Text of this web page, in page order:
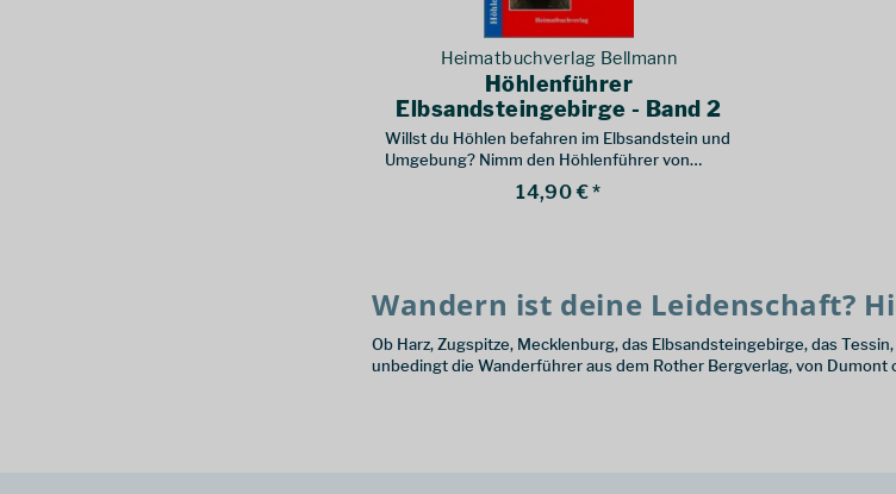
Heimatbuchverlag Bellmann
Höhlenführer
Elbsandsteingebirge - Band 2
Willst du Höhlen befahren im Elbsandstein und
Umgebung? Nimm den Höhlenführer von
Michael Bellmann mit. Hier Band 2
14,90 € *
Wandern ist deine Leidenschaft?
Ob Harz, Zugspitze, Mecklenburg, das Elbsandsteingebirge, das
unbedingt die Wanderführer aus dem Rother Bergverlag, von Dumont